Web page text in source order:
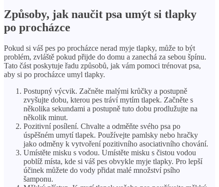
Způsoby, jak naučit psa umýt si tlapky
po procházce
Pokud si váš pes po procházce nerad myje tlapky, může to být
problém, zvláště pokud přijde do domu a zanechá za sebou špínu.
Tato část poskytuje řadu způsobů, jak vám pomoci trénovat psa,
aby si po procházce umyl tlapky.
Postupný výcvik. Začněte malými krůčky a postupně
zvyšujte dobu, kterou pes tráví mytím tlapek. Začněte s
několika sekundami a postupně tuto dobu prodlužujte na
několik minut.
Pozitivní posílení. Chvalte a odměňte svého psa po
úspěšném umytí tlapek. Používejte pamlsky nebo hračky
jako odměny k vytvoření pozitivního asociativního chování.
Umístěte misku s vodou. Umístěte misku s čistou vodou
poblíž místa, kde si váš pes obvykle myje tlapky. Pro lepší
účinek můžete do vody přidat malé množství psího
šamponu.